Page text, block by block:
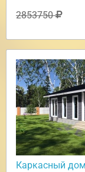
2853750
Каркасный